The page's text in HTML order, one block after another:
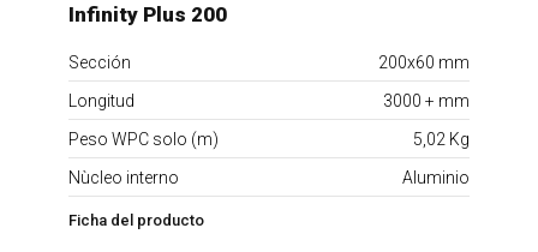
Infinity Plus 200
Sección
200x60 mm
Longitud
3000 + mm
Peso WPC solo (m)
5,02 Kg
Nùcleo interno
Aluminio
Ficha del producto